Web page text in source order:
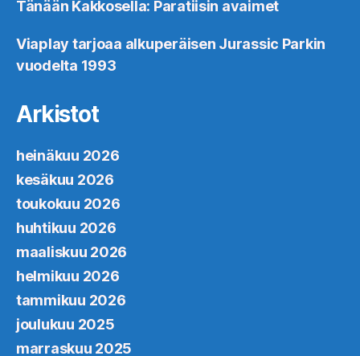
Tänään Kakkosella: Paratiisin avaimet
Viaplay tarjoaa alkuperäisen Jurassic Parkin
vuodelta 1993
Arkistot
heinäkuu 2026
kesäkuu 2026
toukokuu 2026
huhtikuu 2026
maaliskuu 2026
helmikuu 2026
tammikuu 2026
joulukuu 2025
marraskuu 2025